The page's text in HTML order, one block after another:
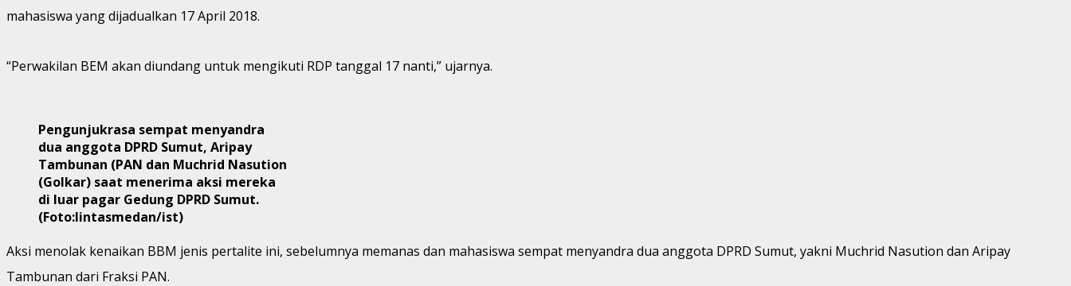
mahasiswa yang dijadualkan 17 April 2018.
“Perwakilan BEM akan diundang untuk mengikuti RDP tanggal 17 nanti,” ujarnya.
Pengunjukrasa sempat menyandra
dua anggota DPRD Sumut, Aripay
Tambunan (PAN dan Muchrid Nasution
(Golkar) saat menerima aksi mereka
di luar pagar Gedung DPRD Sumut.
(Foto:lintasmedan/ist)
Aksi menolak kenaikan BBM jenis pertalite ini, sebelumnya memanas dan mahasiswa sempat menyandra dua anggota DPRD Sumut, yakni Muchrid Nasution dan Aripay
Tambunan dari Fraksi PAN.